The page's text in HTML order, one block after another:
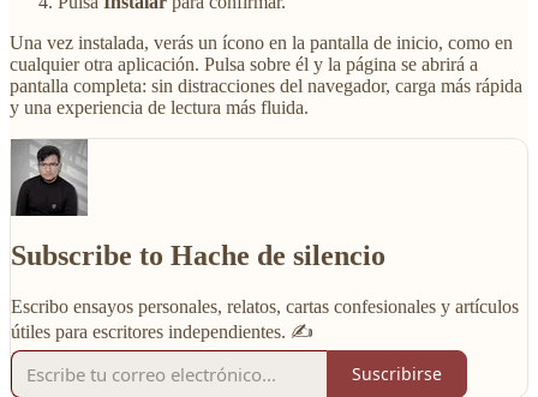
Una vez instalada, verás un ícono en la pantalla de inicio, como en
cualquier otra aplicación. Pulsa sobre él y la página se abrirá a
pantalla completa: sin distracciones del navegador, carga más rápida
y una experiencia de lectura más fluida.
Subscribe to Hache de silencio
Escribo ensayos personales, relatos, cartas confesionales y artículos
útiles para escritores independientes. ✍️
Suscribirse